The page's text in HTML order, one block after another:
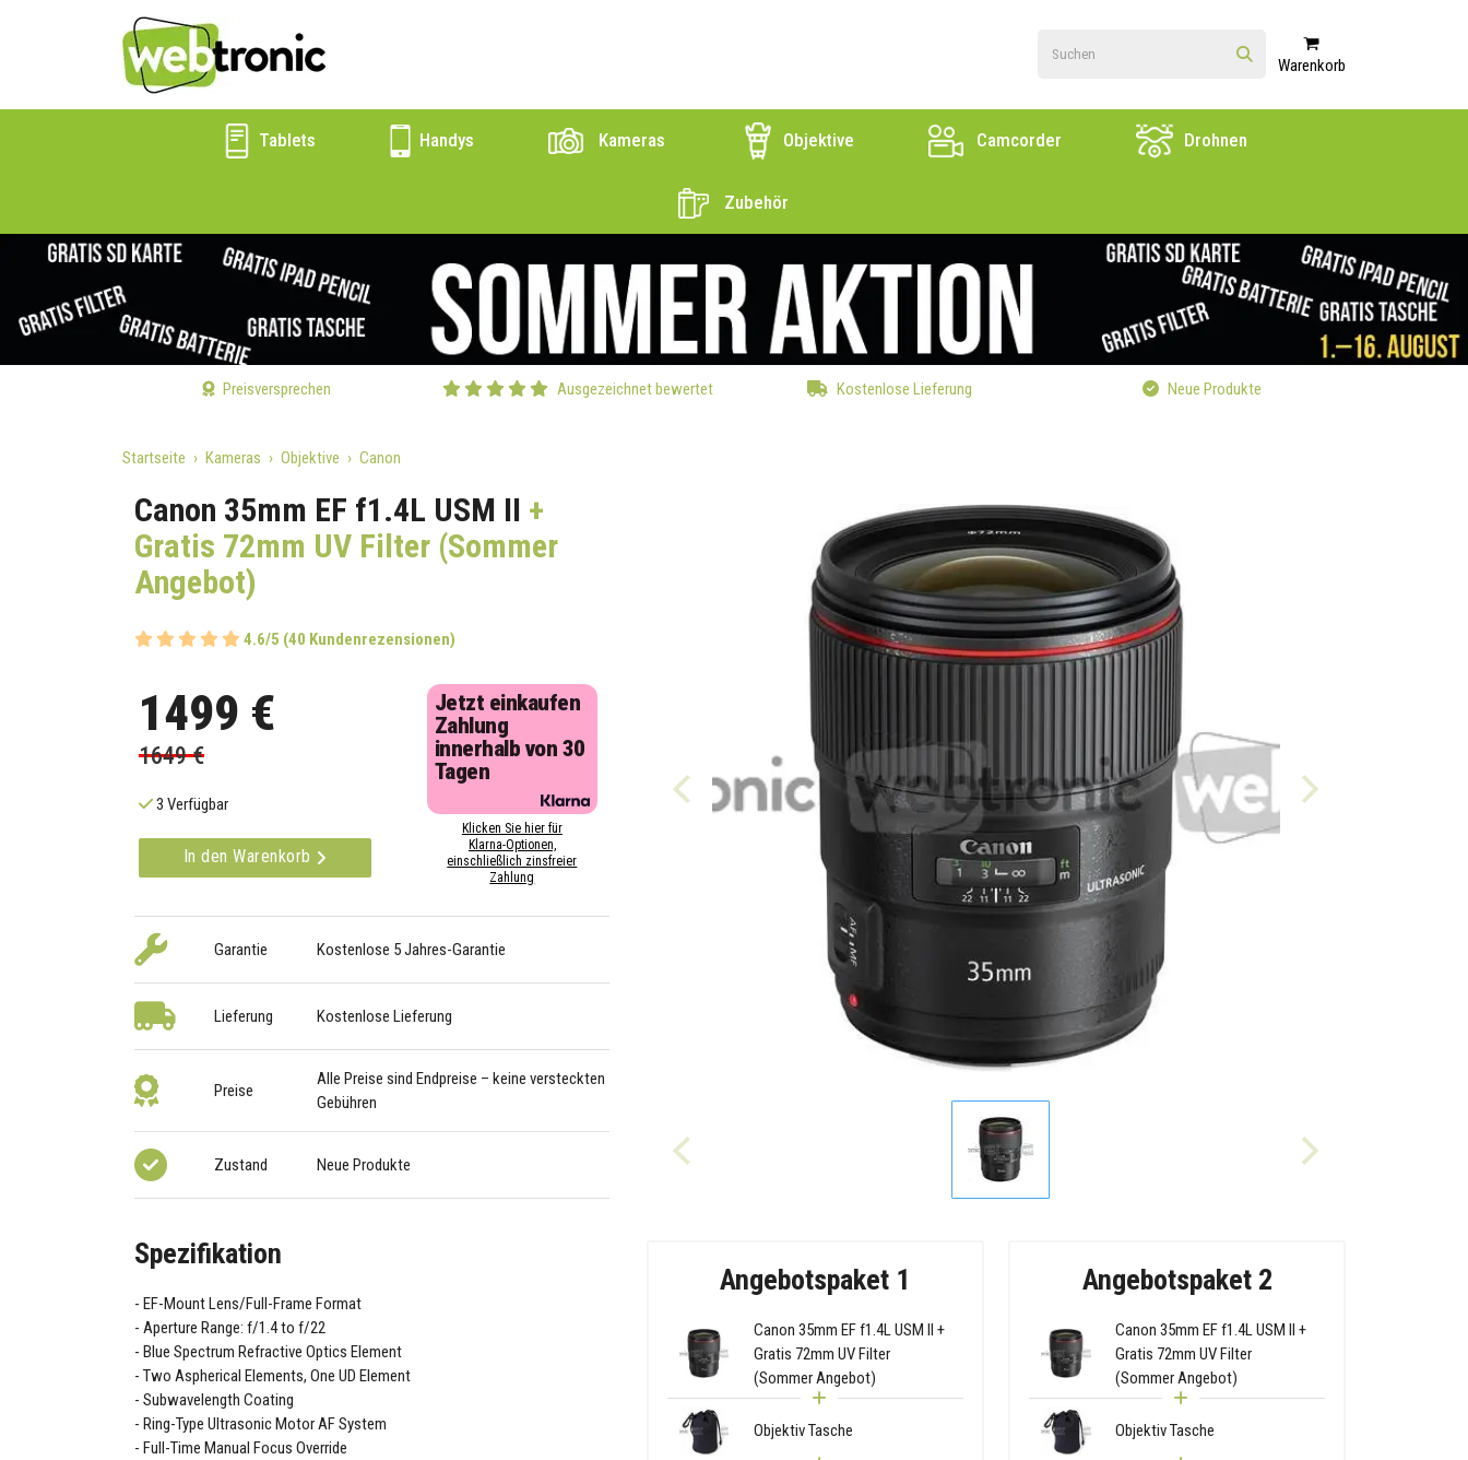
Warenkorb
Tablets Handys Kameras Objektive Camcorder Drohnen
Zubehör
Preisversprechen Ausgezeichnet bewertet Kostenlose Lieferung Neue Produkte
Startseite Kameras Objektive Canon
Canon 35mm EF f1.4L USM II +
Gratis 72mm UV Filter (Sommer
Angebot)
4.6/5 (40 Kundenrezensionen)
1499 €
1649 €
3 Verfügbar
In den Warenkorb
Jetzt einkaufen
Zahlung
innerhalb von 30
Tagen
Klicken Sie hier für
Klarna-Optionen,
einschließlich zinsfreier
Zahlung
Garantie Kostenlose 5 Jahres-Garantie
Lieferung Kostenlose Lieferung
Preise
Alle Preise sind Endpreise – keine versteckten
Gebühren
Zustand Neue Produkte
Angebotspaket 1
Canon 35mm EF f1.4L USM II +
Gratis 72mm UV Filter
(Sommer Angebot)
Objektiv Tasche
Angebotspaket 2
Canon 35mm EF f1.4L USM II +
Gratis 72mm UV Filter
(Sommer Angebot)
Objektiv Tasche
Spezifikation
EF-Mount Lens/Full-Frame Format
Aperture Range: f/1.4 to f/22
Blue Spectrum Refractive Optics Element
Two Aspherical Elements, One UD Element
Subwavelength Coating
Ring-Type Ultrasonic Motor AF System
Full-Time Manual Focus Override